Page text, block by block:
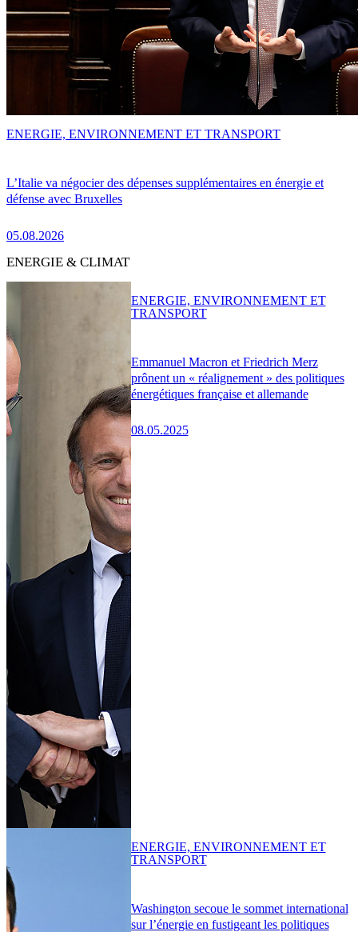
L’Italie va négocier des dépenses supplémentaires en énergie et
défense avec Bruxelles
05.08.2026
ENERGIE, ENVIRONNEMENT ET TRANSPORT
ENERGIE & CLIMAT
Emmanuel Macron et Friedrich Merz
prônent un « réalignement » des politiques
énergétiques française et allemande
08.05.2025
ENERGIE, ENVIRONNEMENT ET
TRANSPORT
Washington secoue le sommet international
sur l’énergie en fustigeant les politiques
ENERGIE, ENVIRONNEMENT ET
TRANSPORT